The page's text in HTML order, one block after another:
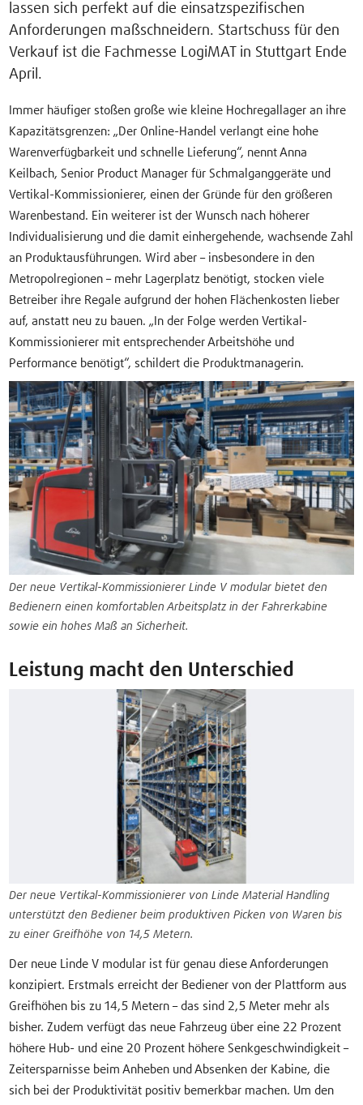
lassen sich perfekt auf die einsatzspezifischen
Anforderungen maßschneidern. Startschuss für den
Verkauf ist die Fachmesse LogiMAT in Stuttgart Ende
April.
Immer häufiger stoßen große wie kleine Hochregallager an ihre
Kapazitätsgrenzen: „Der Online-Handel verlangt eine hohe
Warenverfügbarkeit und schnelle Lieferung“, nennt Anna
Keilbach, Senior Product Manager für Schmalganggeräte und
Vertikal-Kommissionierer, einen der Gründe für den größeren
Warenbestand. Ein weiterer ist der Wunsch nach höherer
Individualisierung und die damit einhergehende, wachsende Zahl
an Produktausführungen. Wird aber – insbesondere in den
Metropolregionen – mehr Lagerplatz benötigt, stocken viele
Betreiber ihre Regale aufgrund der hohen Flächenkosten lieber
auf, anstatt neu zu bauen. „In der Folge werden Vertikal-
Kommissionierer mit entsprechender Arbeitshöhe und
Performance benötigt“, schildert die Produktmanagerin.
Der neue Vertikal-Kommissionierer Linde V modular bietet den
Bedienern einen komfortablen Arbeitsplatz in der Fahrerkabine
sowie ein hohes Maß an Sicherheit.
Leistung macht den Unterschied
Der neue Vertikal-Kommissionierer von Linde Material Handling
unterstützt den Bediener beim produktiven Picken von Waren bis
zu einer Greifhöhe von 14,5 Metern.
Der neue Linde V modular ist für genau diese Anforderungen
konzipiert. Erstmals erreicht der Bediener von der Plattform aus
Greifhöhen bis zu 14,5 Metern – das sind 2,5 Meter mehr als
bisher. Zudem verfügt das neue Fahrzeug über eine 22 Prozent
höhere Hub- und eine 20 Prozent höhere Senkgeschwindigkeit –
Zeitersparnisse beim Anheben und Absenken der Kabine, die
sich bei der Produktivität positiv bemerkbar machen. Um den